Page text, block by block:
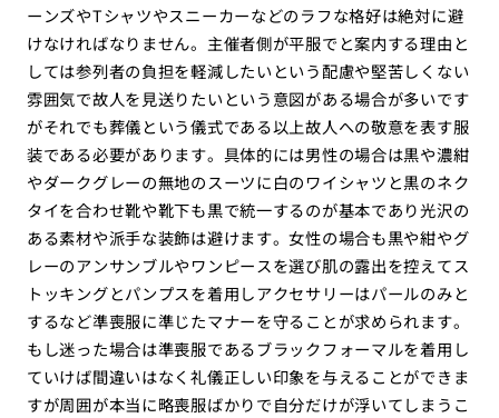
ーンズやTシャツやスニーカーなどのラフな格好は絶対に避
けなければなりません。主催者側が平服でと案内する理由と
しては参列者の負担を軽減したいという配慮や堅苦しくない
雰囲気で故人を見送りたいという意図がある場合が多いです
がそれでも葬儀という儀式である以上故人への敬意を表す服
装である必要があります。具体的には男性の場合は黒や濃紺
やダークグレーの無地のスーツに白のワイシャツと黒のネク
タイを合わせ靴や靴下も黒で統一するのが基本であり光沢の
ある素材や派手な装飾は避けます。女性の場合も黒や紺やグ
レーのアンサンブルやワンピースを選び肌の露出を控えてス
トッキングとパンプスを着用しアクセサリーはパールのみと
するなど準喪服に準じたマナーを守ることが求められます。
もし迷った場合は準喪服であるブラックフォーマルを着用し
ていけば間違いはなく礼儀正しい印象を与えることができま
すが周囲が本当に略喪服ばかりで自分だけが浮いてしまうこ